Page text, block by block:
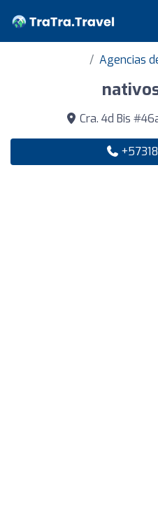
Agencias
Cra. 4d Bis